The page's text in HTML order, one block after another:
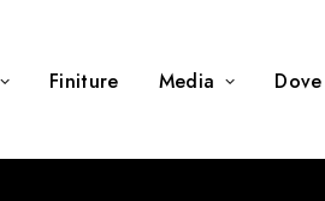
Finiture Media